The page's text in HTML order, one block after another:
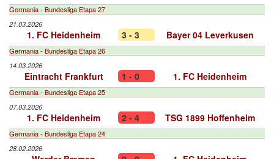
Germania - Bundesliga Etapa 27
21.03.2026
1. FC Heidenheim 3 - 3 Bayer 04 Leverkusen
Germania - Bundesliga Etapa 26
14.03.2026
Eintracht Frankfurt 1 - 0 1. FC Heidenheim
Germania - Bundesliga Etapa 25
07.03.2026
1. FC Heidenheim 2 - 4 TSG 1899 Hoffenheim
Germania - Bundesliga Etapa 24
28.02.2026